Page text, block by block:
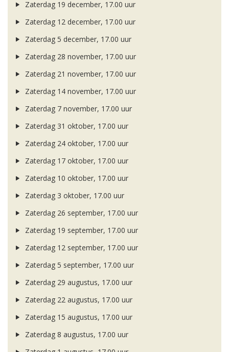
Zaterdag 19 december, 17.00 uur
Zaterdag 12 december, 17.00 uur
Zaterdag 5 december, 17.00 uur
Zaterdag 28 november, 17.00 uur
Zaterdag 21 november, 17.00 uur
Zaterdag 14 november, 17.00 uur
Zaterdag 7 november, 17.00 uur
Zaterdag 31 oktober, 17.00 uur
Zaterdag 24 oktober, 17.00 uur
Zaterdag 17 oktober, 17.00 uur
Zaterdag 10 oktober, 17.00 uur
Zaterdag 3 oktober, 17.00 uur
Zaterdag 26 september, 17.00 uur
Zaterdag 19 september, 17.00 uur
Zaterdag 12 september, 17.00 uur
Zaterdag 5 september, 17.00 uur
Zaterdag 29 augustus, 17.00 uur
Zaterdag 22 augustus, 17.00 uur
Zaterdag 15 augustus, 17.00 uur
Zaterdag 8 augustus, 17.00 uur